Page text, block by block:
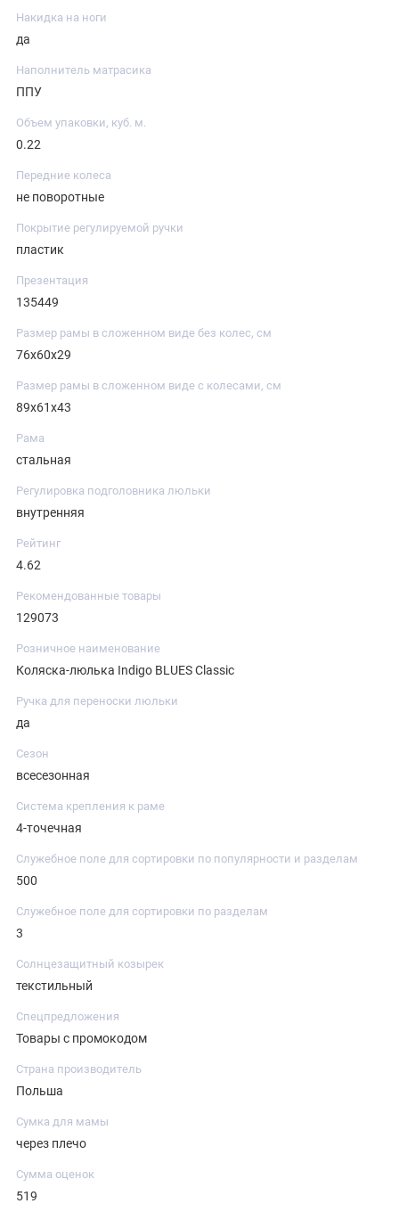
Накидка на ноги
да
Наполнитель матрасика
ППУ
Объем упаковки, куб. м.
0.22
Передние колеса
не поворотные
Покрытие регулируемой ручки
пластик
Презентация
135449
Размер рамы в сложенном виде без колес, см
76х60х29
Размер рамы в сложенном виде с колесами, см
89х61х43
Рама
стальная
Регулировка подголовника люльки
внутренняя
Рейтинг
4.62
Рекомендованные товары
129073
Розничное наименование
Коляска-люлька Indigo BLUES Classic
Ручка для переноски люльки
да
Сезон
всесезонная
Система крепления к раме
4-точечная
Служебное поле для сортировки по популярности и разделам
500
Служебное поле для сортировки по разделам
3
Солнцезащитный козырек
текстильный
Спецпредложения
Товары с промокодом
Страна производитель
Польша
Сумка для мамы
через плечо
Сумма оценок
519